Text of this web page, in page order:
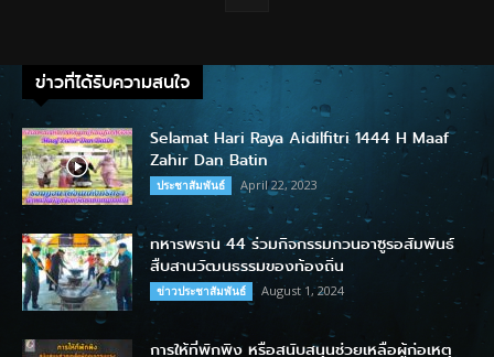
ข่าวที่ได้รับความสนใจ
Selamat Hari Raya Aidilfitri 1444 H Maaf
Zahir Dan Batin
ประชาสัมพันธ์ April 22, 2023
ทหารพราน 44 ร่วมกิจกรรมกวนอาซูรอสัมพันธ์
สืบสานวัฒนธรรมของท้องถิ่น
ข่าวประชาสัมพันธ์ August 1, 2024
การให้ที่พักพิง หรือสนับสนุนช่วยเหลือผู้ก่อเหตุ